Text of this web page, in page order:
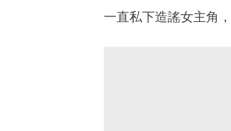
一直私下造謠女主角